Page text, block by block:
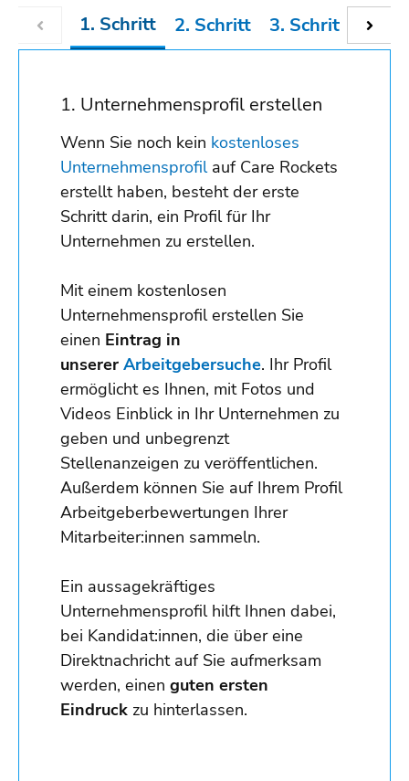
1. Schritt 2. Schritt 3. Schritt 4.
1. Unternehmensprofil erstellen
Wenn Sie noch kein kostenloses
Unternehmensprofil auf Care Rockets
erstellt haben, besteht der erste
Schritt darin, ein Profil für Ihr
Unternehmen zu erstellen.
Mit einem kostenlosen
Unternehmensprofil erstellen Sie
einen Eintrag in
unserer Arbeitgebersuche. Ihr Profil
ermöglicht es Ihnen, mit Fotos und
Videos Einblick in Ihr Unternehmen zu
geben und unbegrenzt
Stellenanzeigen zu veröffentlichen.
Außerdem können Sie auf Ihrem Profil
Arbeitgeberbewertungen Ihrer
Mitarbeiter:innen sammeln.
Ein aussagekräftiges
Unternehmensprofil hilft Ihnen dabei,
bei Kandidat:innen, die über eine
Direktnachricht auf Sie aufmerksam
werden, einen guten ersten
Eindruck zu hinterlassen.